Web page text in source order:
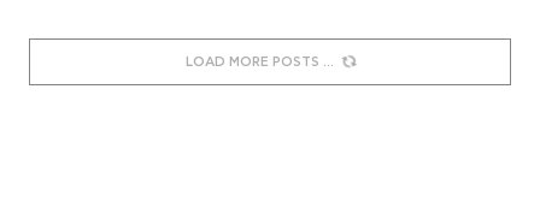
LOAD MORE POSTS